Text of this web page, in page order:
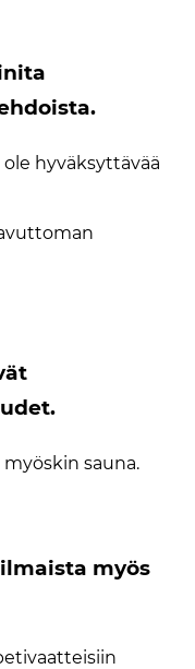
ole hyväksyttävää
sauna.
myös